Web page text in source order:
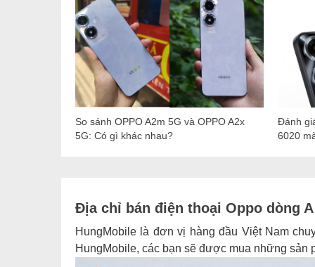
So sánh OPPO A2m 5G và OPPO A2x
5G: Có gì khác nhau?
Đánh
6020
Địa chỉ bán điện thoại Oppo dòng
HungMobile là đơn vị hàng đầu Việt Nam
HungMobile, các bạn sẽ được mua những sản